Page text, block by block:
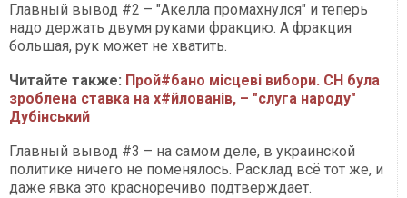
Главный вывод #2 – "Акелла промахнулся" и теперь
надо держать двумя руками фракцию. А фракция
большая, рук может не хватить.
Читайте также: Прой#бано місцеві вибори. СН була
зроблена ставка на х#йлованів, – "слуга народу"
Дубінський
Главный вывод #3 – на самом деле, в украинской
политике ничего не поменялось. Расклад всё тот же, и
даже явка это красноречиво подтверждает.